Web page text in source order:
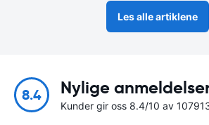
Les alle artiklene
8.4 Nylige
Kunder gir oss 8.4/10 av